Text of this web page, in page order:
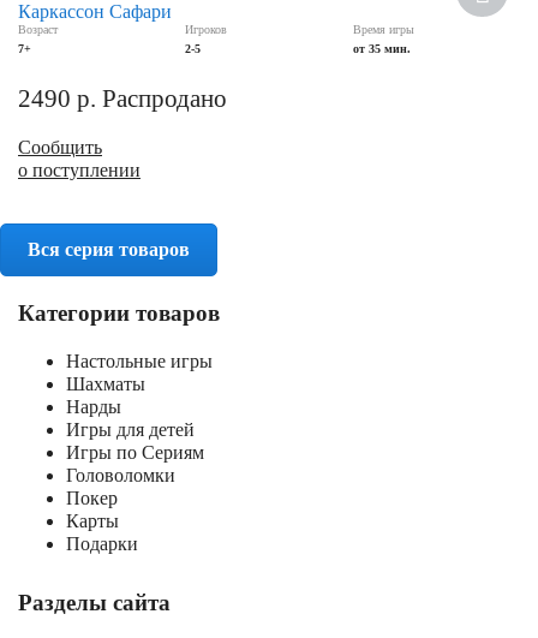
Каркассон Сафари
Возраст
7+
Игроков
2-5
Время игры
от 35 мин.
2490 р. Распродано
Сообщить
о поступлении
Вся серия товаров
Категории товаров
Настольные игры
Шахматы
Нарды
Игры для детей
Игры по Сериям
Головоломки
Покер
Карты
Подарки
Разделы сайта